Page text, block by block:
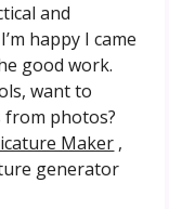
and
happy I came
good work.
want to
from photos?
Maker ,
generator